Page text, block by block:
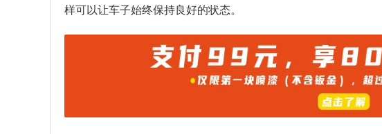
样可以让车子始终保持良好的状态。